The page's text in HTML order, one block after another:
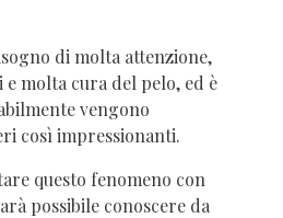
di molta attenzione,
molta cura del pelo, ed è
vengono
così impressionanti.
questo fenomeno con
possibile conoscere da